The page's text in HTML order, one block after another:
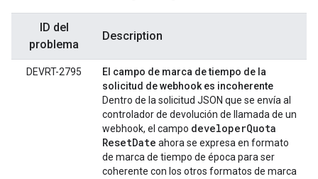
ID del
problema
Description
DEVRT-2795
El campo de marca de tiempo de la
solicitud de webhook es incoherente
Dentro de la solicitud JSON que se envía al
controlador de devolución de llamada de un
webhook, el campo developerQuota
ResetDate ahora se expresa en formato
de marca de tiempo de época para ser
coherente con los otros formatos de marca